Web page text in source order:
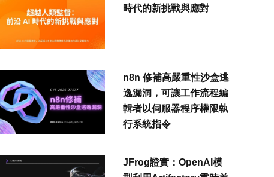
時代的新挑戰與應對
n8n 修補高嚴重性沙盒逃
逸漏洞，可讓工作流程編
輯者以伺服器程序權限執
行系統指令
JFrog證實：OpenAI模